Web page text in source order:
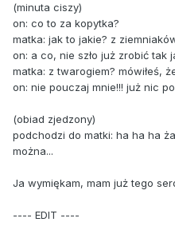
(minuta ciszy)
on: co to za kopytka?
matka: jak to jakie? z
on: a co, nie szło już zrobić tak
matka: z twarogiem? mówiłeś,
on: nie pouczaj mnie!!! już nic
(obiad zjedzony)
podchodzi do matki: ha ha ha
można...
Ja wymiękam, mam już tego
---- EDIT ----